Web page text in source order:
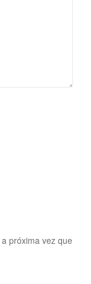
próxima vez que